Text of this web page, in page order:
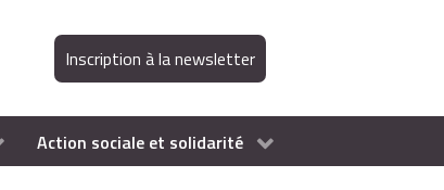
Inscription à la newsletter
Action sociale et solidarité